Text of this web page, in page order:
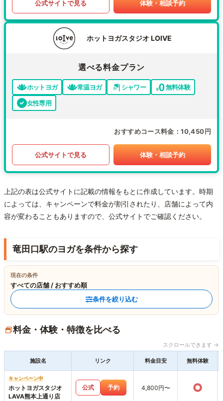
公式サイトで見る 体験・相談予約
ホットヨガスタジオ LOIVE
選べる料金プラン
ホットヨガ 常温ヨガ シャワー
無料体験
女性専用
おすすめコース料金 10,450円
公式サイトで見る 体験・相談予約
上記の表は公式サイトに記載の情報をもとに作成しています。時期
によっては、キャンペーンで料金が割引されたり、店舗によって内
容が変わることもありますので、公式サイトでご確認ください。
竜田口駅のヨガを条件から探す
現在の条件
すべての店舗 / おすすめ順
条件を絞り込む
料金・体験・特徴を比べる
スクロールできます →
施設名 リンク 料金目安 無料体験
キャンペーン中
ホットヨガスタジオ
LAVA熊本上通り店
公式 予約 4,800円〜 ○